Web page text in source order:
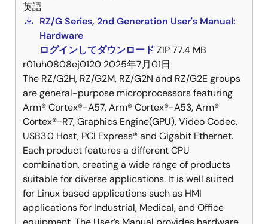
英語
RZ/G Series, 2nd Generation User's Manual:
Hardware
ログインしてダウンロード ZIP77.4 MB
r01uh0808ej0120 2025年7月01日
The RZ/G2H, RZ/G2M, RZ/G2N and RZ/G2E groups
are general-purpose microprocessors featuring
Arm® Cortex®-A57, Arm® Cortex®-A53, Arm®
Cortex®-R7, Graphics Engine(GPU), Video Codec,
USB3.0 Host, PCI Express® and Gigabit Ethernet.
Each product features a different CPU
combination, creating a wide range of products
suitable for diverse applications. It is well suited
for Linux based applications such as HMI
applications for Industrial, Medical, and Office